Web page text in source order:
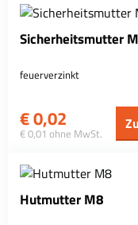
Sicherheitsmutter
feuerverzinkt
€0,02
€ 0,01 ohne MwSt.
Hutmutter M8